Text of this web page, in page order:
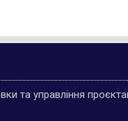
та управління